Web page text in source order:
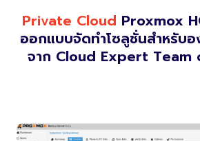
Private Cloud Proxmox
ออกแบบจัดทำโซลูชั่นสำหรับ
จาก Cloud Expert Team